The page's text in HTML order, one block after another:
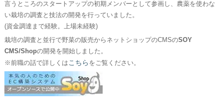
言うところのスタートアップの初期メンバーとして参画し、農薬を使わな
い栽培の調査と技法の開発を行っていました。
(資金調達まで経験。上場未経験)
栽培の調査と並行で野菜の販売からネットショップのCMSのSOY
CMS/Shopの開発を開始しました。
※前職の話で詳しくは こちら をご覧ください。